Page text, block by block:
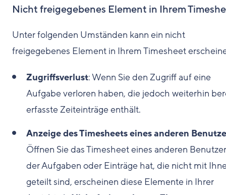
Nicht freigegebenes Element in Ihrem
Unter folgenden Umständen kann ein nicht
freigegebenes Element in Ihrem Timesheet
Zugriffsverlust: Wenn Sie den Zugriff auf eine
Aufgabe verloren haben, die jedoch weiterhin
erfasste Zeiteinträge enthält.
Anzeige des Timesheets eines anderen
Öffnen Sie das Timesheet eines anderen
der Aufgaben oder Einträge hat, die nicht mit
geteilt sind, erscheinen diese Elemente in Ihrer